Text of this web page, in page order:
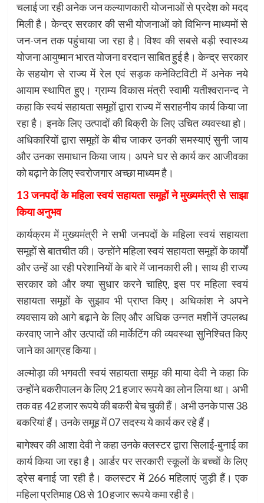
चलाई जा रही अनेक जन कल्याणकारी योजनाओं से प्रदेश को मदद
मिली है। केन्द्र सरकार की सभी योजनाओं को विभिन्न माध्यमों से
जन-जन तक पहुंचाया जा रहा है। विश्व की सबसे बड़ी स्वास्थ्य
योजना आयुष्मान भारत योजना वरदान साबित हुई है। केन्द्र सरकार
के सहयोग से राज्य में रेल एवं सड़क कनेक्टिविटी में अनेक नये
आयाम स्थापित हुए। ग्राम्य विकास मंत्री स्वामी यतीश्वरानन्द ने
कहा कि स्वयं सहायता समूहों द्वारा राज्य में सराहनीय कार्य किया जा
रहा है। इनके लिए उत्पादों की बिक्री के लिए उचित व्यवस्था हो।
अधिकारियों द्वारा समूहों के बीच जाकर उनकी समस्याएं सुनी जाय
और उनका समाधान किया जाय। अपने घर से कार्य कर आजीवका
को बढ़ाने के लिए स्वरोजगार अच्छा माध्यम है।
13 जनपदों के महिला स्वयं सहायता समूहों ने मुख्यमंत्री से साझा
किया अनुभव
कार्यक्रम में मुख्यमंत्री ने सभी जनपदों के महिला स्वयं सहायता
समूहों से बातचीत की। उन्होंने महिला स्वयं सहायता समूहों के कार्यों
और उन्हें आ रही परेशानियों के बारे में जानकारी ली। साथ ही राज्य
सरकार को और क्या सुधार करने चाहिए, इस पर महिला स्वयं
सहायता समूहों के सुझाव भी प्राप्त किए। अधिकांश ने अपने
व्यवसाय को आगे बढ़ाने के लिए और अधिक उन्नत मशीनें उपलब्ध
करवाए जाने और उत्पादों की मार्केटिंग की व्यवस्था सुनिश्चित किए
जाने का आग्रह किया।
अल्मोड़ा की भगवती स्वयं सहायता समूह की माया देवी ने कहा कि
उन्होंने बकरीपालन के लिए 21 हजार रूपये का लोन लिया था। अभी
तक वह 42 हजार रूपये की बकरी बेच चुकी हैं। अभी उनके पास 38
बकरियां हैं। उनके समूह में 07 सदस्य ये कार्य कर रहे हैं।
बागेश्वर की आशा देवी ने कहा उनके क्लस्टर द्वारा सिलाई-बुनाई का
कार्य किया जा रहा है। आर्डर पर सरकारी स्कूलों के बच्चों के लिए
ड्रेस बनाई जा रही है। कलस्टर में 266 महिलाएं जुड़ी हैं। एक
महिला प्रतिमाह 08 से 10 हजार रूपये कमा रही है।